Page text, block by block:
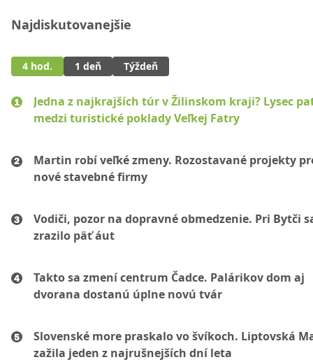
Najdiskutovanejšie
4 hod. 1 deň Týždeň
Jedna z najkrajších túr v Žilinskom kraji? Lysec
medzi turistické poklady Veľkej Fatry
Martin robí veľké zmeny. Rozostavané projekty
nové stavebné firmy
Vodiči, pozor na dopravné obmedzenie. Pri Bytči
zrazilo päť áut
Takto sa zmení centrum Čadce. Palárikov dom aj
dvorana dostanú úplne novú tvár
Slovenské more praskalo vo švíkoch. Liptovská
zažila jeden z najrušnejších dní leta